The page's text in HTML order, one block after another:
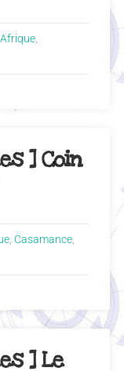
Afrique,
] Coin
, Casamance,
] Le